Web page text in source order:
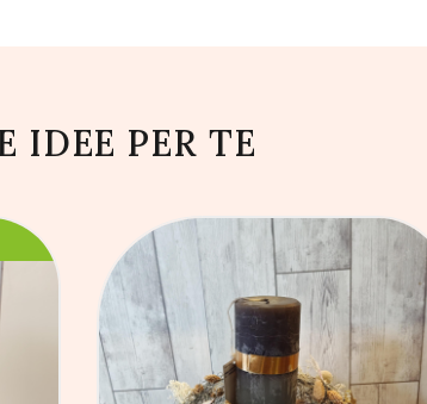
IDEE PER TE
AGGIUNGI AL CARRELLO